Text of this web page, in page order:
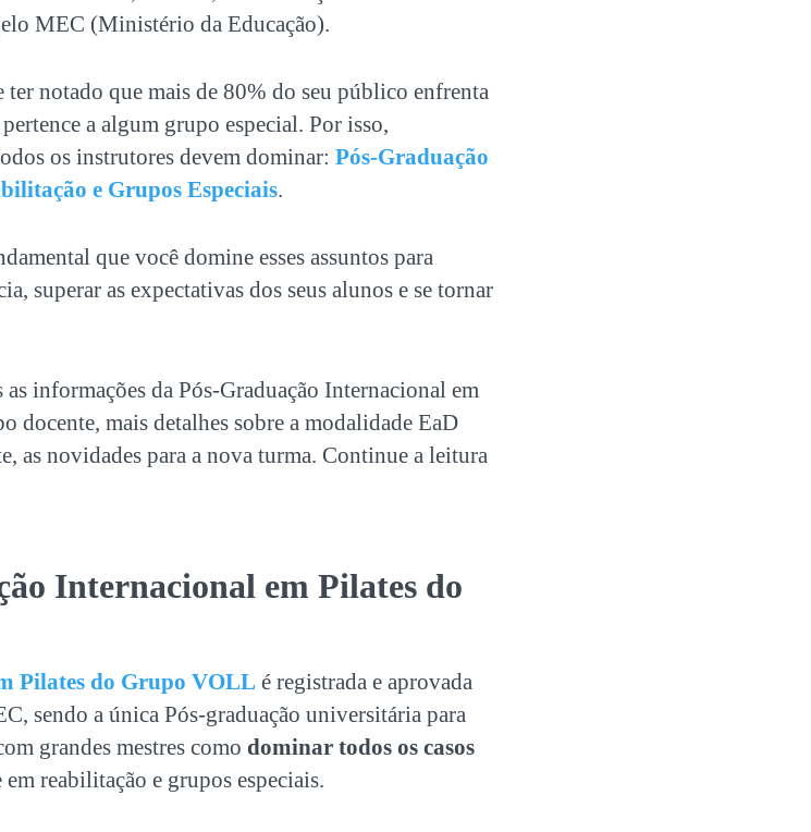
MEC (Ministério da Educação).
ter notado que mais de 80% do seu público enfrenta
a algum grupo especial. Por isso,
os instrutores devem dominar: Pós-Graduação
e Grupos Especiais.
que você domine esses assuntos para
superar as expectativas dos seus alunos e se tornar
informações da Pós-Graduação Internacional em
docente, mais detalhes sobre a modalidade EaD
as novidades para a nova turma. Continue a leitura
Internacional em Pilates do
Pilates do Grupo VOLL é registrada e aprovada
sendo a única Pós-graduação universitária para
grandes mestres como dominar todos os casos
reabilitação e grupos especiais.